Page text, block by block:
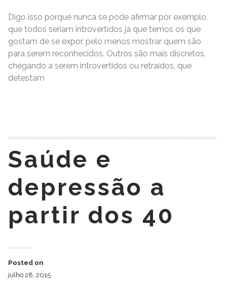
Digo isso porque nunca se pode afirmar por exemplo,
que todos seriam introvertidos já que temos os que
gostam de se expor, pelo menos mostrar quem são
para serem reconhecidos. Outros são mais discretos,
chegando a serem introvertidos ou retraídos, que
detestam
Saúde e
depressão a
partir dos 40
Posted on
julho 28, 2015